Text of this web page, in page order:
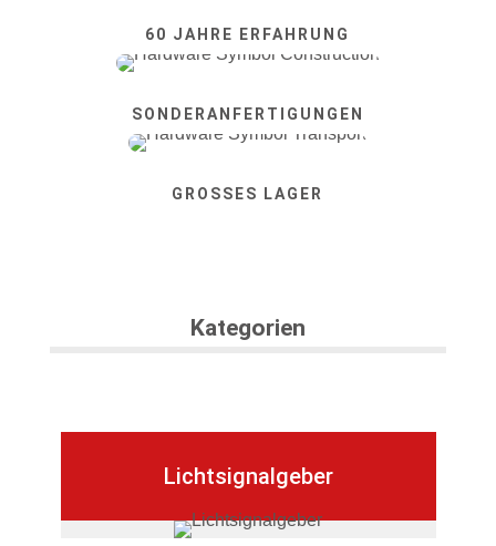
60 JAHRE ERFAHRUNG
SONDERANFERTIGUNGEN
GROSSES LAGER
Kategorien
Lichtsignalgeber